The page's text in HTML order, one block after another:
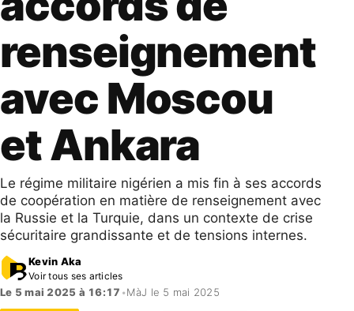
renseignement
avec Moscou
et Ankara
Le régime militaire nigérien a mis fin à ses accords
de coopération en matière de renseignement avec
la Russie et la Turquie, dans un contexte de crise
sécuritaire grandissante et de tensions internes.
Kevin Aka
Voir tous ses articles
Le 5 mai 2025 à 16:17 •MàJ le 5 mai 2025